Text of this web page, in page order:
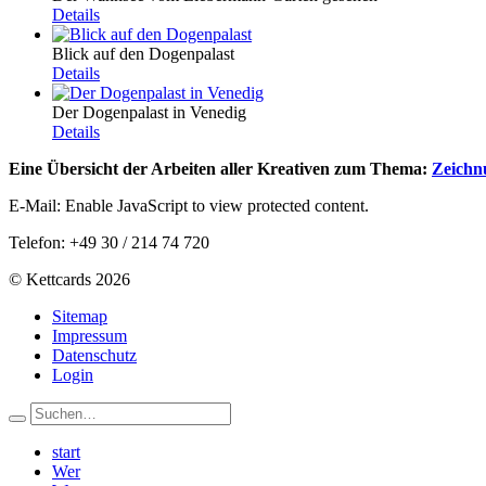
Details
Blick auf den Dogenpalast
Details
Der Dogenpalast in Venedig
Details
Eine Übersicht der Arbeiten aller Kreativen zum Thema:
E-Mail: Enable JavaScript to view protected content.
Telefon: +49 30 / 214 74 720
© Kettcards 2026
Sitemap
Impressum
Datenschutz
Login
start
Wer